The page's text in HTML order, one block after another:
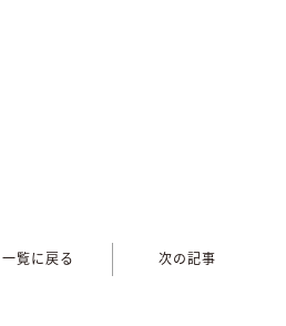
一覧に戻る 次の記事